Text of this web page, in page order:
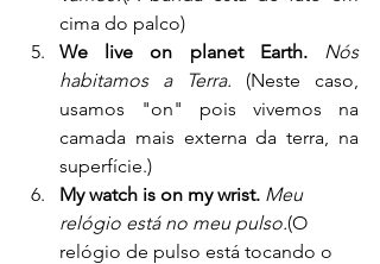
cima do palco)
We live on planet Earth.
Nós
habitamos a Terra. (Neste caso,
usamos "on" pois vivemos na
camada mais externa da terra, na
superfície.)
My watch is on my wrist. Meu
relógio está no meu pulso.(O
relógio de pulso está tocando o